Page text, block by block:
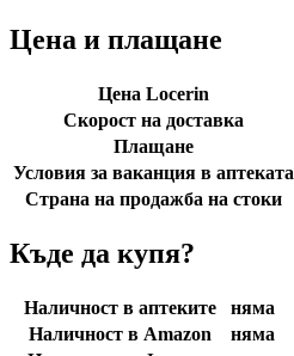
Цена и плащане
Цена Locerin
Скорост на доставка
Плащане
Условия за ваканция в аптеката
Страна на продажба на стоки
Къде да купя?
Наличност в аптеките
няма
Наличност в Amazon
няма